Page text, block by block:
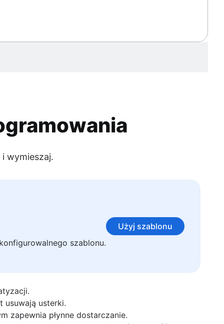
wymieszaj.
szablonu.
Użyj szablonu
usuwają usterki.
zapewnia płynne dostarczanie.